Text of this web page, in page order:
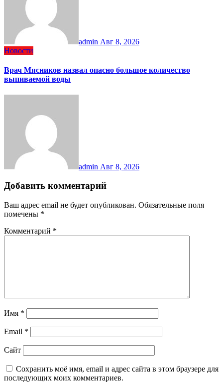
admin Авг 8, 2026
Новости
Врач Мясников назвал опасно большое количество
выпиваемой воды
admin Авг 8, 2026
Добавить комментарий
Ваш адрес email не будет опубликован. Обязательные поля
помечены *
Комментарий *
Имя *
Email *
Сайт
Сохранить моё имя, email и адрес сайта в этом браузере для
последующих моих комментариев.